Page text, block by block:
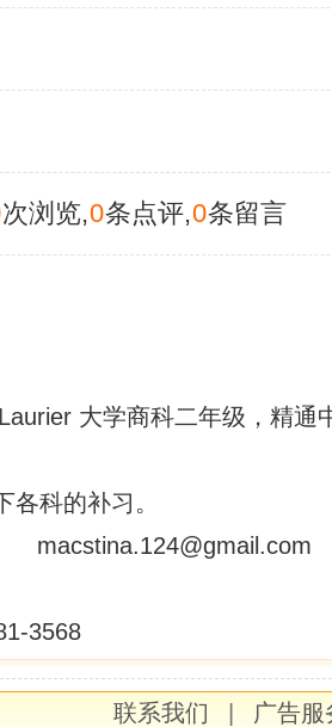
次浏览,0条点评,0条留言
大学商科二年级，精通
各科的补习。
macstina.124@gmail.com
3568
联系我们
广告服